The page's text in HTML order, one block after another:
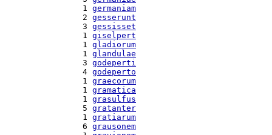
  1
germaniam
  2
gesserunt
  3
gessisset
  1
giselpert
  1
gladiorum
  1
glandulae
  3
godeperti
  4
godeperto
  1
graecorum
  1
gramatica
  1
grasulfus
  5
gratanter
  1
gratiarum
  6
grausonem